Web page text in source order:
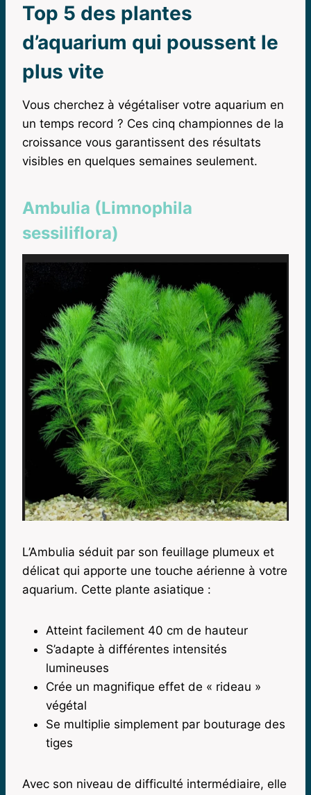
Top 5 des plantes
d’aquarium qui poussent le
plus vite
Vous cherchez à végétaliser votre aquarium en
un temps record ? Ces cinq championnes de la
croissance vous garantissent des résultats
visibles en quelques semaines seulement.
Ambulia (Limnophila
sessiliflora)
L’Ambulia séduit par son feuillage plumeux et
délicat qui apporte une touche aérienne à votre
aquarium. Cette plante asiatique :
Atteint facilement 40 cm de hauteur
S’adapte à différentes intensités
lumineuses
Crée un magnifique effet de « rideau »
végétal
Se multiplie simplement par bouturage des
tiges
Avec son niveau de difficulté intermédiaire, elle